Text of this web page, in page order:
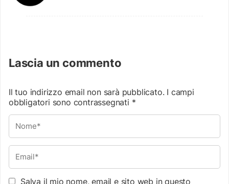
Lascia un commento
Il tuo indirizzo email non sarà pubblicato. I campi
obbligatori sono contrassegnati *
Salva il mio nome, email e sito web in questo